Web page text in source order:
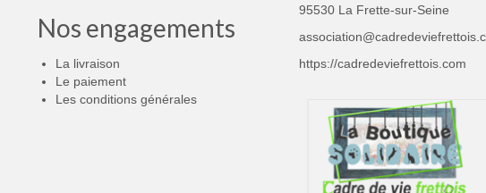
Nos engagements
La livraison
Le paiement
Les conditions générales
95530 La Frette-sur-Seine
https://cadredeviefrettois.com